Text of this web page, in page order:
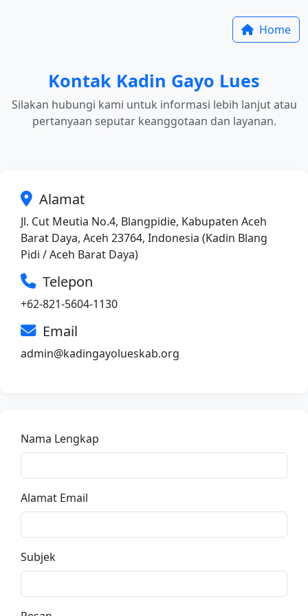
Home
Kontak Kadin Gayo Lues
Silakan hubungi kami untuk informasi lebih lanjut atau
pertanyaan seputar keanggotaan dan layanan.
Alamat
Jl. Cut Meutia No.4, Blangpidie, Kabupaten Aceh
Barat Daya, Aceh 23764, Indonesia (Kadin Blang
Pidi / Aceh Barat Daya)
Telepon
+62-821-5604-1130
Email
admin@kadingayolueskab.org
Nama Lengkap
Alamat Email
Subjek